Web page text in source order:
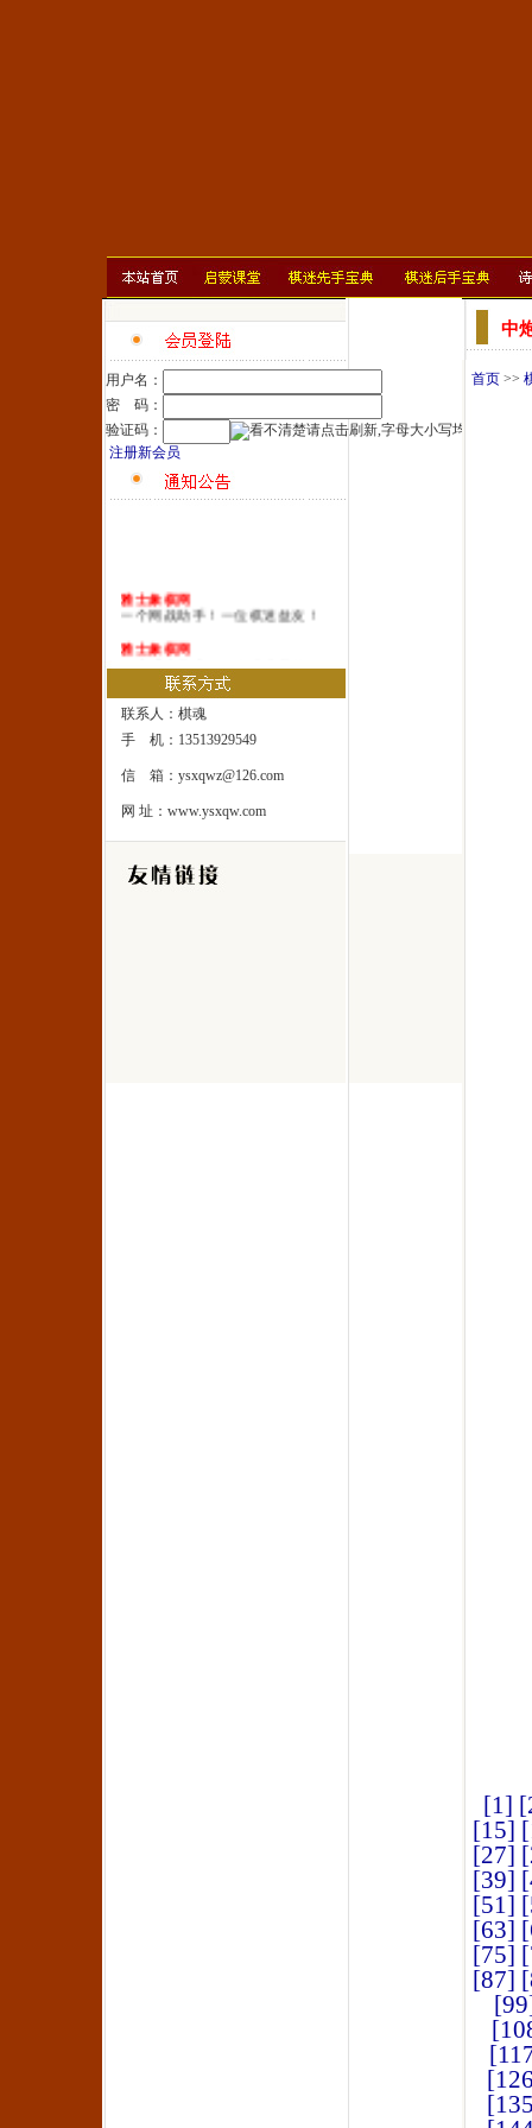
用户名：
密 码：
验证码：
注册新会员
雅士象棋网
一个网战助手！一位棋迷益友！
雅士象棋网
一本系统棋谱！一所速成棋校！
雅士象棋网
一处修身圣地！一座雅士乐园！
联系人：棋魂
手 机：13513929549
信 箱：ysxqwz@126.com
网 址：www.ysxqw.com
中
首页>>
[1]
[15]
[27]
[39]
[51]
[63]
[75]
[87]